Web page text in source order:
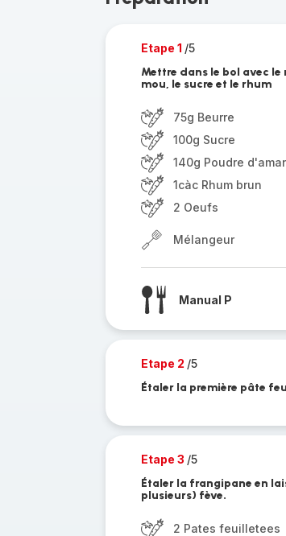
Etape 1 /5
Mettre dans le bol avec
mou, le sucre et le rhum
75g Beurre
100g Sucre
140g Poudre
1càc Rhum brun
2 Oeufs
Mélangeur
Manual P
Etape 2 /5
Étaler la première pâte
Etape 3 /5
Étaler la frangipane en
plusieurs) fève.
2 Pates feuilletees